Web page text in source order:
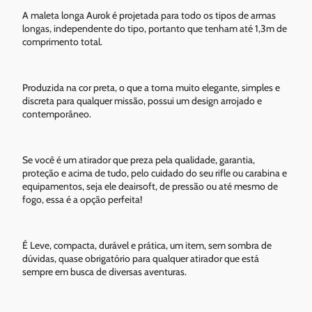
A maleta longa Aurok é projetada para todo os tipos de armas
longas, independente do tipo, portanto que tenham até 1,3m de
comprimento total.
Produzida na cor preta, o que a torna muito elegante, simples e
discreta para qualquer missão, possui um design arrojado e
contemporâneo.
Se você é um atirador que preza pela qualidade, garantia,
proteção e acima de tudo, pelo cuidado do seu rifle ou carabina e
equipamentos, seja ele deairsoft, de pressão ou até mesmo de
fogo, essa é a opção perfeita!
É Leve, compacta, durável e prática, um item, sem sombra de
dúvidas, quase obrigatório para qualquer atirador que está
sempre em busca de diversas aventuras.